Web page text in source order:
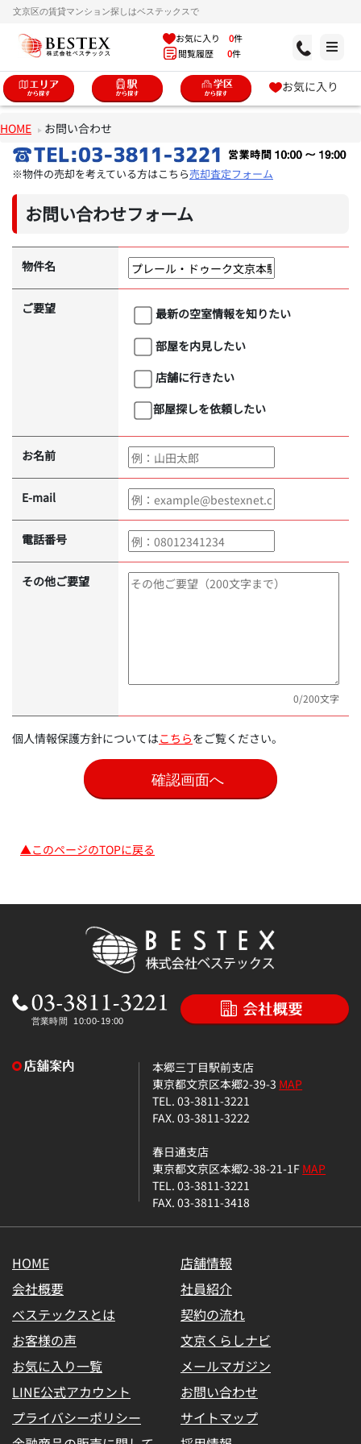
文京区の賃貸マンション探しはベステックスで
お気に入り 0件
閲覧履歴 0件
お気に入り
HOME お問い合わせ
※物件の売却を考えている方はこちら売却査定フォーム
お問い合わせフォーム
物件名
ご要望
最新の空室情報を知りたい
部屋を内見したい
店舗に行きたい
部屋探しを依頼したい
お名前
E-mail
電話番号
その他ご要望
0/200文字
個人情報保護方針についてはこちらをご覧ください。
▲このページのTOPに戻る
本郷三丁目駅前支店
東京都文京区本郷2-39-3 MAP
TEL. 03-3811-3221
FAX. 03-3811-3222
春日通支店
東京都文京区本郷2-38-21-1FMAP
TEL. 03-3811-3221
FAX. 03-3811-3418
HOME
店舗情報
会社概要
社員紹介
ベステックスとは
契約の流れ
お客様の声
文京くらしナビ
お気に入り一覧
メールマガジン
LINE公式アカウント
お問い合わせ
プライバシーポリシー
サイトマップ